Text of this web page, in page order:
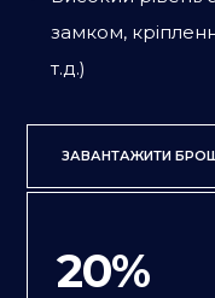
замком,
т.д.)
ЗАВАНТАЖИТИ
20%